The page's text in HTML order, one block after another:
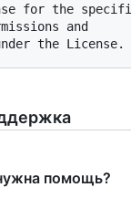
for the
and
помощь?